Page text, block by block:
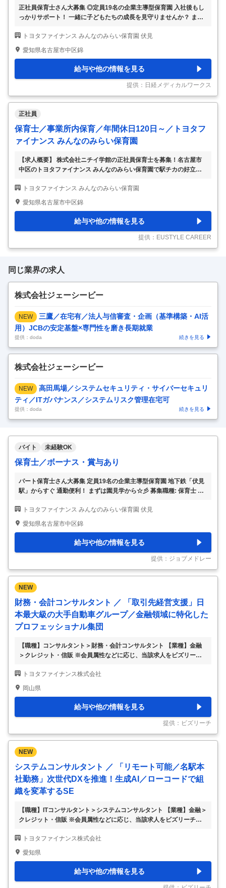
正社員保育士さん大募集 ◎定員19名の企業主導型保育園 入社後もし
っかりサポート！ 一緒に子どもたちの成長を見守りませんか？ まず
ちの年齢や成長に応じた保育業務全般を行っていただきます♪ ・着替
え、食事の補助 ・保育環境の整備（園内清掃等） ・保護者対応（連
所・保育支援あり / 駅近(5分以内) / 社会保険完備 / 車通勤可 / 週休2日
/ 残業ほぼなし / 年間休日120日以上 / ボーナス・賞与あり / 交通費支
トヨタファイナンス みんなのみらい保育園 伏見
愛知県名古屋市中区錦
給与や他の情報を見る
提供：日経メディカルワークス
正社員
保育士／事業所内保育／年間休日120日～／トヨタフ
ァイナンス みんなのみらい保育園
【求人概要】 株式会社ニチイ学館の正社員保育士を募集！名古屋市
中区のトヨタファイナンス みんなのみらい保育園で駅チカの好立
るやりがいのある職場です。 保育士/正社員/企業内/駅チカ 名古屋市
中区にある小規模園にて 正社員さんの募集です！ 伏見駅3番出口から
むつ替え食事の介助 等 勤務条件☆雇用形態 正社員入職日 即日可出勤
日数 月～日曜日のうち週5日完全週休2日制年間休日121日以上 ※給
食は園の栄養士さんが調理します。 ※昼休憩は子どもと離れて1hと
ります。 すぐに…
トヨタファイナンス みんなのみらい保育園
愛知県名古屋市中区錦
給与や他の情報を見る
提供：EUSTYLE CAREER
同じ業界の求人
株式会社ジェーシービー
NEW
三鷹／在宅有／法人与信審査・企画（基準構築・AI活
用）JCBの安定基盤×専門性を磨き長期就業
提供：doda 続きを見る
株式会社ジェーシービー
NEW
高田馬場／システムセキュリティ・サイバーセキュリ
ティ／ITガバナンス／システムリスク管理在宅可
提供：doda 続きを見る
バイト 未経験OK
保育士／ボーナス・賞与あり
パート保育士さん大募集 定員19名の企業主導型保育園 地下鉄「伏見
駅」からすぐ 通勤便利！ まずは園見学から☆彡 募集職種: 保育士 仕
だきます。 ・着替え、食事の補助 ・保育環境の整備（主活動の準
備、清掃等） ・保護者対応（連絡帳の作成等） ・帳票作成（日誌、
保育士資格必須 勤務時間: 365日開園 開園時間8:00～21：00の間の
シフト制 ・週2日～／1日4時間～ ・年間休日120日以上 下記のどち
らか勤務出来る人を募集！ ・遅番勤務 シフト例：①15：00 …
トヨタファイナンス みんなのみらい保育園 伏見
愛知県名古屋市中区錦
給与や他の情報を見る
提供：ジョブメドレー
NEW
財務・会計コンサルタント ／ 「取引先経営支援」日
本最大級の大手自動車グループ／金融領域に特化した
プロフェッショナル集団
【職種】コンサルタント＞財務・会計コンサルタント 【業種】金融
＞クレジット・信販 ※会員属性などに応じ、当該求人をビズリーチ上
社は、世界35以上の国・地域でトップクラスの完成車グループの金融
サービスを担っております。 主に、自動車販売に関する金融事業、
融会社という立場から、グループの持つ技術やネットワークを活用
し、既存の金融機関とは一線を画した先進的な事業モデルを作り出し
て参りました。 『期待を超える金融サービスで、モビリティ社会の
未来とお客様の笑顔を創造します。』をミ…
トヨタファイナンス株式会社
岡山県
給与や他の情報を見る
提供：ビズリーチ
NEW
システムコンサルタント ／ 「リモート可能／名駅本
社勤務」次世代DXを推進！生成AI／ローコードで組
織を変革するSE
【職種】ITコンサルタント＞システムコンサルタント 【業種】金融＞
クレジット・信販 ※会員属性などに応じ、当該求人をビズリーチ上で
当社はトヨタグループの金融分野を担う中核企業として、自動車割
賦・クレジットカード事業等の金融・決済サービスを展開しておりま
好機ととらえ、トヨタならではの安心・安全な金融サービスの開発・
リリースに、スピード感をもって挑戦し続けています。 ＜事業例＞
トヨタファイナンス株式会社
愛知県
給与や他の情報を見る